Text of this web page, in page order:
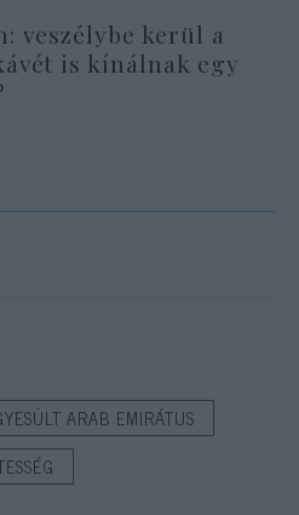
veszélybe kerül a
is kínálnak egy
ARAB EMIRÁTUS